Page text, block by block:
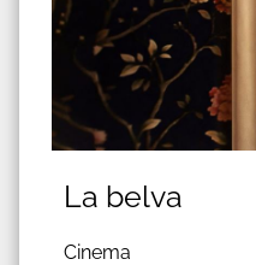
La belva
Cinema